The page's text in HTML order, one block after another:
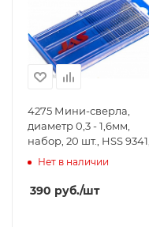
4275 Мини-сверла,
диаметр 0,3 - 1,6мм,
набор, 20 шт., HSS 9341,
нет покрытия Jas
Нет в наличии
390 руб./шт